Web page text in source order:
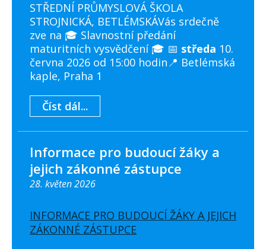
STŘEDNÍ PRŮMYSLOVÁ ŠKOLA
STROJNICKÁ, BETLÉMSKÁVás srdečně
zve na 🎓 Slavnostní předání
maturitních vysvědčení 🎓 📅 středa 10.
června 2026 od 15:00 hodin📍 Betlémská
kaple, Praha 1
Číst dál...
Informace pro budoucí žáky a
jejich zákonné zástupce
28. květen 2026
INFORMACE PRO BUDOUCÍ ŽÁKY A JEJICH
ZÁKONNÉ ZÁSTUPCE